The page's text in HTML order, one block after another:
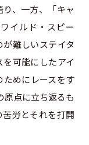
、一方、「キャ
イルド・スピー
難しいステイタ
可能にしたアイ
めにレースをす
原点に立ち返るも
労とそれを打開